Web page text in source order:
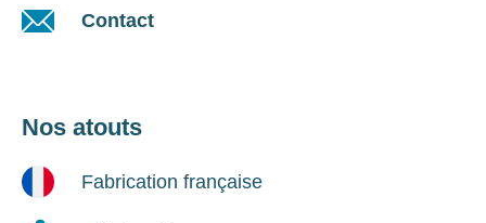
Contact
Nos atouts
Fabrication française